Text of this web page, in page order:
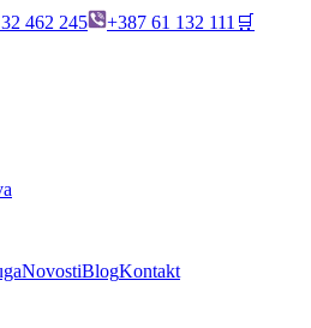
462 245 +387 61 132 111 🛒
NovostiBlogKontakt